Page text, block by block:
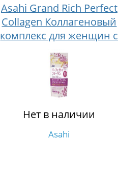
Asahi Grand Rich Perfect
Collagen Коллагеновый
комплекс для женщин с
плацентой и
изофлавонами сои 228
гр
Нет в наличии
Asahi